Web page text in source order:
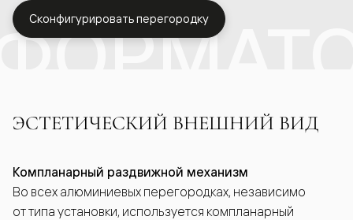
Сконфигурировать перегородку
ЭСТЕТИЧЕСКИЙ ВНЕШНИЙ ВИД
Компланарный раздвижной механизм
Во всех алюминиевых перегородках, независимо
от типа установки, используется компланарный